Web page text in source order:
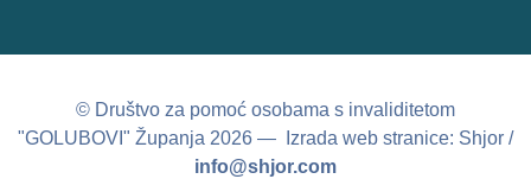
© Društvo za pomoć osobama s invaliditetom
"GOLUBOVI" Županja 2026 — Izrada web stranice: Shjor /
info@shjor.com